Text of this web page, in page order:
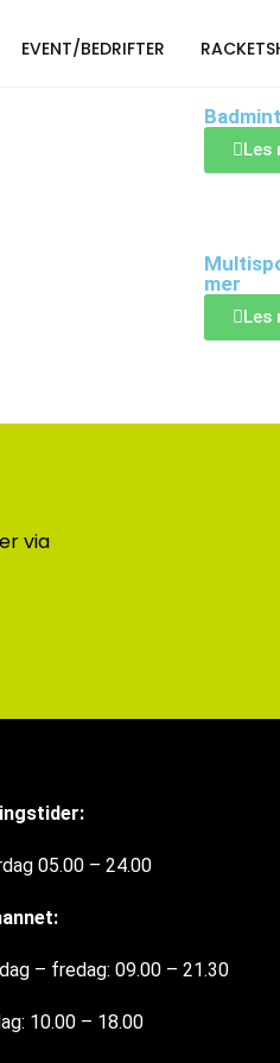
EVENT/BEDRIFTER
Les
mer
Les
via
05.00 – 24.00
– fredag: 09.00 – 21.30
10.00 – 18.00